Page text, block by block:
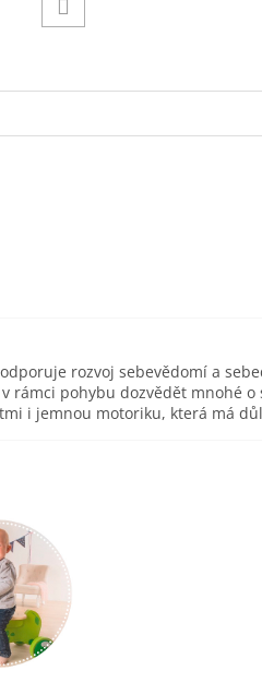
rozvoj sebevědomí a
pohybu dozvědět mnohé
i jemnou motoriku, která má